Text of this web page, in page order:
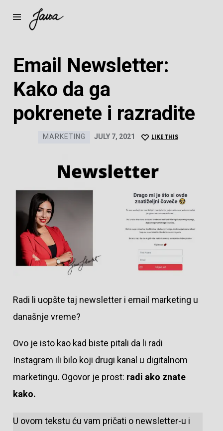
Janja
Email Newsletter:
Kako da ga
pokrenete i razradite
MARKETING JULY 7, 2021 LIKE THIS
Radi li uopšte taj newsletter i email marketing u
današnje vreme?
Ovo je isto kao kad biste pitali da li radi
Instagram ili bilo koji drugi kanal u digitalnom
marketingu. Ogovor je prost: radi ako znate
kako.
U ovom tekstu ću vam pričati o newsletter-u i